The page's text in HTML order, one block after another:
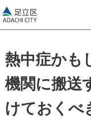
熱中症かも
機関に搬送
けておくべ